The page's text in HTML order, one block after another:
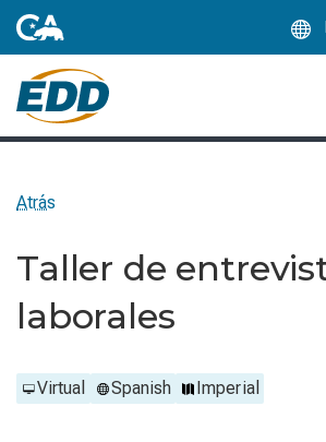
Atrás
Taller de
laborales
Virtual Spanish Imperial